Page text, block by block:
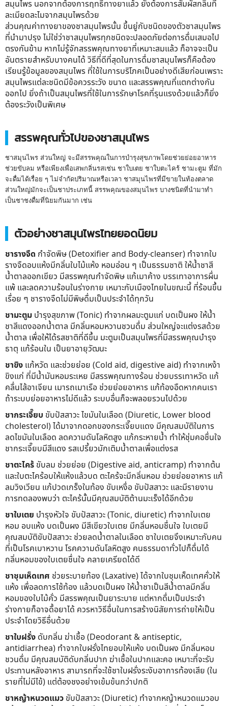
สมุนไพร นอกจากต้องการฤทธิ์ทางยาแล้ว ยังต้องการสัมผัสกลิ่นที่
ละเมียดละไมจากสมุนไพรด้วย
ส่วนคุณค่าทางยาของชาสมุนไพรนั้น ขึ้นยู่กับชนิดของตัวชาสมุนไพร
ที่นำมาปรุง ไม่ใช่ว่าชาสมุนไพรทุกชนิดจะปลอดภัยต่อการดื่มเสมอไป
ตรงกันข้าม หากไม่รู้จักสรรพคุณทางยาที่เหมาะสมแล้ว ก็อาจจะเป็น
อันตรายสำหรับบางคนได้ วิธีที่ดีที่สุดในการดื่มชาสมุนไพรก็คือต้อง
เรียนรู้ข้อมูลของสมุนไพร ที่ใช้ในการบริโภคเป็นอย่างดีเสียก่อนเพราะ
สมุนไพรแต่ละชนิดมีข้อควรระวัง ขนาด และสรรพคุณที่แตกต่างกัน
ออกไป ยิ่งถ้าเป็นสมุนไพรที่ใช้ในการรักษาโรคที่รุนแรงด้วยแล้วก็ยิ่ง
ต้องระวังเป็นพิเศษ
สรรพคุณทั่วไปของชาสมุนไพร
ชาสมุนไพร ส่วนใหญ่ จะมีสรรพคุณในการบำรุงสุขภาพโดยช่วยย่อยอาหาร
ช่วยขับลม หรือเพียงเพื่อเสพกลิ่นรสเช่น ชาใบเตย ชาใบตะไคร้ ชามะตูม ที่มัก
จะดื่มได้เรื่อย ๆ ไม่จำกัดปริมาณหรือเวลา ชาสมุนไพรที่มีขายในท้องตลาด
ส่วนใหญ่มักจะเป็นชาประเภทนี้ สรรพคุณของสมุนไพร บางชนิดที่นำมาทำ
เป็นชาชงดื่มที่นิยมกันมาก เช่น
ตัวอย่างชาสมุนไพรไทยยอดนิยม
ชารางจืด กำจัดพิษ (Detoxifier and Body-cleanser) ทำจากใบ
รางจืดอบแห้งมีกลิ่นใบไม้แห้ง หอมอ่อน ๆ เป็นธรรมชาติ ให้น้ำชาสี
น้ำตาลออกเขียว มีสรรพคุณกำจัดพิษ แก้เมาค้าง บรรเทาอาการผื่น
แพ้ และลดความร้อนในร่างกาย เหมาะกับเมืองไทยในขณะนี้ ที่ร้อนขึ้น
เรื่อย ๆ ชารางจืดไม่มีพิษดื่มเป็นประจำได้ทุกวัน
ชามะตูม บำรุงสุขภาพ (Tonic) ทำจากผลมะตูมแก่ บดเป็นผง ให้น้ำ
ชาสีแดงออกน้ำตาล มีกลิ่นหอมหวานชวนดื่ม ส่วนใหญ่จะแต่งรสด้วย
น้ำตาล เพื่อให้ได้รสชาติที่ดีขึ้น มะตูมเป็นสมุนไพรที่มีสรรพคุณบำรุง
ธาตุ แก้ร้อนใน เป็นยาอายุวัฒนะ
ชาขิง แก้หวัด และช่วยย่อย (Cold aid, digestive aid) ทำจากเหง้า
ขิงแก่ ที่มีน้ำมันหอมระเหย มีสรรพคุณทางร้อน ช่วยบรรเทาหวัด แก้
คลื่นไส้อาเจียน เมารถเมาเรือ ช่วยย่อยอาหาร แก้ท้องอืดหากคนเรา
ถ้าระบบย่อยอาหารไม่ดีแล้ว ระบบอื่นก็จะพลอยรวนไปด้วย
ชากระเจี๊ยบ ขับปัสสาวะ ไขมันในเลือด (Diuretic, Lower blood
cholesterol) ได้มาจากดอกของกระเจี๊ยบแดง มีคุณสมบัติในการ
ลดไขมันในเลือด ลดความดันโลหิตสูง แก้กระหายน้ำ ทำให้ชุ่มคอชื่นใจ
ชากระเจี๊ยบมีสีแดง รสเปรี้ยวมักเติมน้ำตาลเพื่อแต่งรส
ชาตะไคร้ ขับลม ช่วยย่อย (Digestive aid, anticramp) ทำจากต้น
และใบตะไคร้อบให้แห้งแล้วบด ตะไคร้จะมีกลิ่นหอม ช่วยย่อยอาหาร แก้
ลมวิงเวียน แก้ปวดเกร็งในท้อง ขับเหงื่อ ขับปัสสาวะ และมีรายงาน
การทดลองพบว่า ตะไคร้นั้นมีคุณสมบัติต้านมะเร็งได้อีกด้วย
ชาใบเตย บำรุงหัวใจ ขับปัสสาวะ (Tonic, diuretic) ทำจากใบเตย
หอม อบแห้ง บดเป็นผง มีสีเขียวใบเตย มีกลิ่นหอมชื่นใจ ใบเตยมี
คุณสมบัติขับปัสสาวะ ช่วยลดน้ำตาลในเลือด ชาใบเตยจึงเหมาะกับคน
ที่เป็นโรคเบาหวาน โรคความดันโลหิตสูง คนธรรมดาทั่วไปก็ดื่มได้
กลิ่นหอมของใบเตยชื่นใจ คลายเครียดได้ดี
ชาชุมเห็ดเทศ ช่วยระบายท้อง (Laxative) ได้จากใบชุมเห็ดเทศคั่วให้
แห้ง เพื่อลดการไซ้ท้อง แล้วบดเป็นผง ให้น้ำชาเป็นสีน้ำตาลมีกลิ่น
หอมของใบไม้คั่ว มีสรรพคุณเป็นยาระบาย แต่หากดื่มเป็นประจำ
ร่างกายก็อาจดื้อยาได้ ควรหาวิธีอื่นในการสร้างนิสัยการถ่ายให้เป็น
ประจำโดยวิธีอื่นด้วย
ชาใบฝรั่ง ดับกลิ่น ฆ่าเชื้อ (Deodorant & antiseptic,
antidiarrhea) ทำจากใบฝรั่งไทยอบให้แห้ง บดเป็นผง มีกลิ่นหอม
ชวนดื่ม มีคุณสมบัติดับกลิ่นปาก ฆ่าเชื้อในปากและคอ เหมาะที่จะรับ
ประทานหลังอาหาร สามารถที่จะใช้ชาใบฝรั่งระงับอาการท้องเสีย (ใน
รายที่ไม่มีไข้) แต่ต้องชงอย่างเข้มข้นกว่าปกติ
ชาหญ้าหนวดแมว ขับปัสสาวะ (Diuretic) ทำจากหญ้าหนวดแมวอบ